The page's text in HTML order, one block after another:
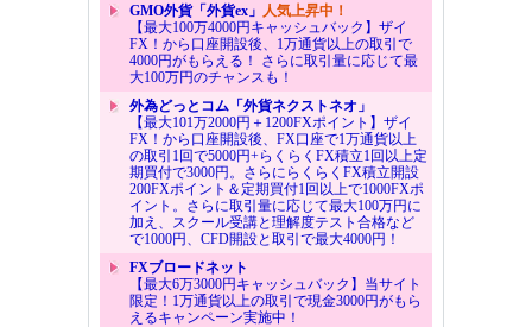
GMO外貨「外貨ex」 人気上昇中！
【最大100万4000円キャッシュバック】ザイ
FX！から口座開設後、1万通貨以上の取引で
4000円がもらえる！ さらに取引量に応じて最
大100万円のチャンスも！
外為どっとコム「外貨ネクストネオ」
【最大101万2000円＋1200FXポイント】ザイ
FX！から口座開設後、FX口座で1万通貨以上
の取引1回で5000円+らくらくFX積立1回以上定
期買付で3000円。さらにらくらくFX積立開設
200FXポイント＆定期買付1回以上で1000FXポ
イント。さらに取引量に応じて最大100万円に
加え、スクール受講と理解度テスト合格など
で1000円、CFD開設と取引で最大4000円！
FXブロードネット
【最大6万3000円キャッシュバック】当サイト
限定！1万通貨以上の取引で現金3000円がもら
えるキャンペーン実施中！